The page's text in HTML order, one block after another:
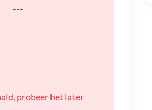
---
probeer het later